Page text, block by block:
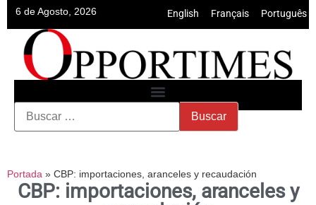
6 de Agosto, 2026 English Français Português
Portada » CBP: importaciones, aranceles y recaudación
CBP: importaciones, aranceles y